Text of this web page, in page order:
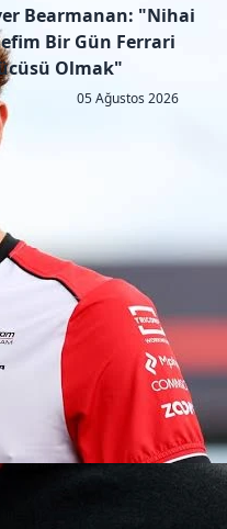
Bearmanan: "Nihai
Bir Gün Ferrari
Olmak"
05 Ağustos 2026
by RaceResult